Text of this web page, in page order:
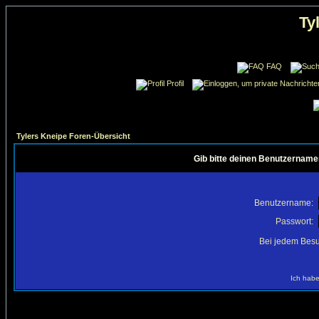
FAQ
Profil
Tylers Kneipe Foren-Übersicht
Gib bitte deinen
Benutzername:
Passwort:
Bei jedem
Ich